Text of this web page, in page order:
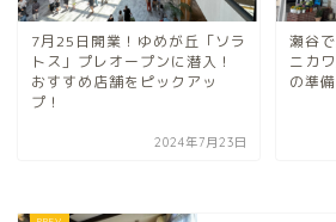
7月25日開業！ゆめが丘「ソラ
トス」プレオープンに潜入！
おすすめ店舗をピックアッ
プ！
2024年7月23日
瀬谷
ニカ
の準